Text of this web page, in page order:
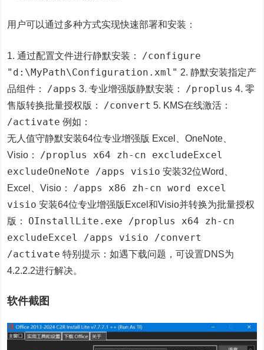
用户可以通过多种方式实现快速部署和安装：
1. 通过配置文件进行静默安装： /configure
"d:\MyPath\Configuration.xml" 2. 静默安装指定产
品组件： /apps 3. 专业增强版静默安装： /proplus 4. 零
售版转换批量授权版： /convert 5. KMS在线激活：
/activate 例如：
无人值守静默安装64位专业增强版 Excel、OneNote、
Visio： /proplus x64 zh-cn excludeExcel
excludeOneNote /apps visio 安装32位Word、
Excel、Visio： /apps x86 zh-cn word excel
visio 安装64位专业增强版Excel和Visio并转换为批量授权
版： OInstallLite.exe /proplus x64 zh-cn
excludeExcel /apps visio /convert
/activate 特别提示：如遇下载问题，可设置DNS为
4.2.2.2进行解决。
软件截图